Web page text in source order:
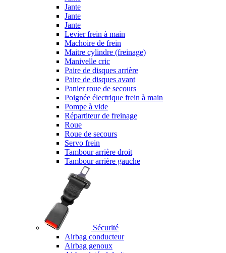
Jante
Jante
Jante
Levier frein à main
Machoire de frein
Maitre cylindre (freinage)
Manivelle cric
Paire de disques arrière
Paire de disques avant
Panier roue de secours
Poignée électrique frein à main
Pompe à vide
Répartiteur de freinage
Roue
Roue de secours
Servo frein
Tambour arrière droit
Tambour arrière gauche
Sécurité
Airbag conducteur
Airbag genoux